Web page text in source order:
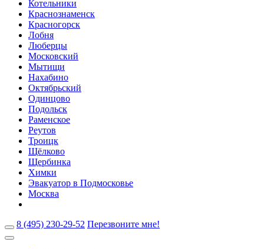
Котельники
Краснознаменск
Красногорск
Лобня
Люберцы
Московский
Мытищи
Нахабино
Октябрьский
Одинцово
Подольск
Раменское
Реутов
Троицк
Щёлково
Щербинка
Химки
Эвакуатор в Подмосковье
Москва
8 (495) 230-29-52 Перезвоните мне!